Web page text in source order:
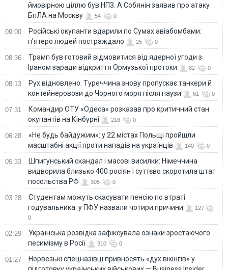
ймовірною ціллю був НПЗ. А Собянін заявив про атаку
БпЛА на Москву
54 0
09:00
Російські окупанти вдарили по Сумах авіабомбами:
п’ятеро людей постраждало
25 0
08:36
Трамп був готовий відмовитися від ядерної угоди з
Іраном заради відкриття Ормузької протоки
82 0
08:13
Рух відновлено: Туреччина знову пропускає танкери й
контейнеровози до Чорного моря після паузи
61 0
07:31
Командир ОТУ «Одеса» розказав про критичний стан
окупантів на Кінбурні
218 0
06:28
«Не будь байдужим»: у 22 містах Польщі пройшли
масштабні акції проти нападів на українців
140 0
05:33
Шпигунський скандал і масові висилки: Німеччина
видворила близько 400 росіян і суттєво скоротила штат
посольства РФ
305 0
03:28
Студентам можуть скасувати пенсію по втраті
годувальника: у ПФУ назвали чотири причини
127
0
02:29
Українська розвідка зафіксувала ознаки зростаючого
песимізму в Росії
310 0
01:27
Норвезькі спецназівці привносять «дух вікінгів» у